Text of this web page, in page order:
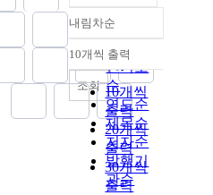
정확도
순
인기도
순
연도순
제목순
저자순
발행기
관순
내림차순
내림차순
10개씩 출력
10개씩
출력
20개씩
출력
30개씩
출력
조회